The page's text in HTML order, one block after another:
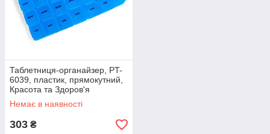
Таблетниця-органайзер, PT-
6039, пластик, прямокутний,
Красота та Здоров'я
Немає в наявності
303 ₴